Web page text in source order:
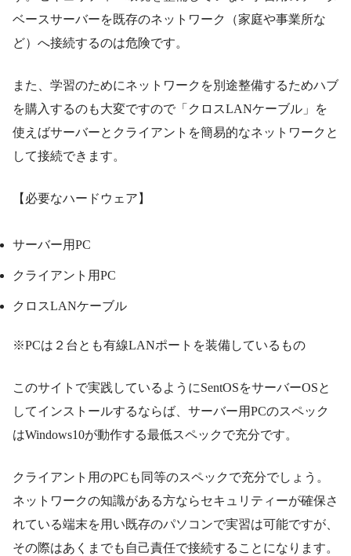
ベースサーバーを既存のネットワーク（家庭や事業所な
ど）へ接続するのは危険です。
また、学習のためにネットワークを別途整備するためハブ
を購入するのも大変ですので「クロスLANケーブル」を
使えばサーバーとクライアントを簡易的なネットワークと
して接続できます。
【必要なハードウェア】
サーバー用PC
クライアント用PC
クロスLANケーブル
※PCは２台とも有線LANポートを装備しているもの
このサイトで実践しているようにSentOSをサーバーOSと
してインストールするならば、サーバー用PCのスペック
はWindows10が動作する最低スペックで充分です。
クライアント用のPCも同等のスペックで充分でしょう。
ネットワークの知識がある方ならセキュリティーが確保さ
れている端末を用い既存のパソコンで実習は可能ですが、
その際はあくまでも自己責任で接続することになります。